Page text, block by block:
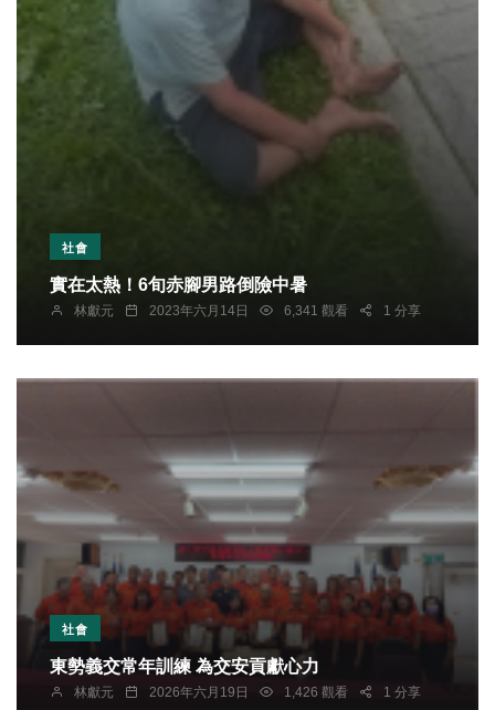
社會
實在太熱！6旬赤腳男路倒險中暑
林獻元 2023年六月14日 6,341 觀看 1 分享
社會
東勢義交常年訓練 為交安貢獻心力
林獻元 2026年六月19日 1,426 觀看 1 分享